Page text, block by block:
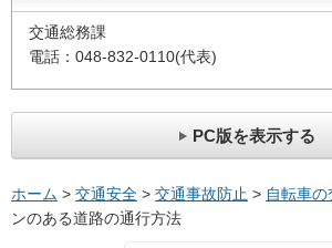
交通総務課
電話：048-832-0110(代表)
PC版を表示する
ホーム > 交通安全 > 交通事故防止 > 自転車
ンのある道路の通行方法